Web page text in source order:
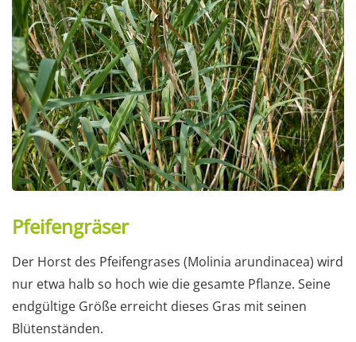
Pfeifengräser
Der Horst des Pfeifengrases (Molinia arundinacea) wird
nur etwa halb so hoch wie die gesamte Pflanze. Seine
endgültige Größe erreicht dieses Gras mit seinen
Blütenständen.